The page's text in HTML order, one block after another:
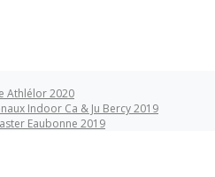
Athlélor 2020
Indoor Ca & Ju Bercy 2019
Eaubonne 2019